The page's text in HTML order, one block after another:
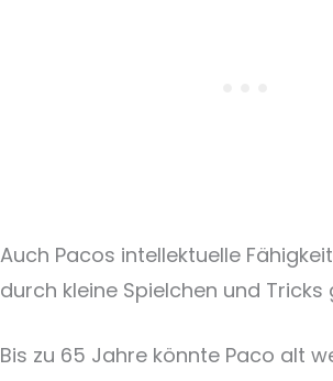
Auch Pacos intellektuelle
durch kleine Spielchen und
Bis zu 65 Jahre könnte Paco alt